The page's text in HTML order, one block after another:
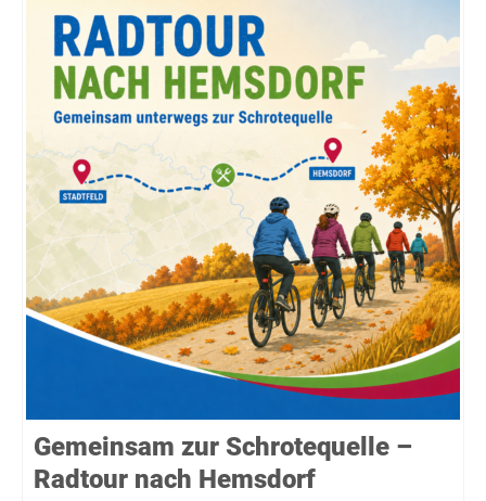
Gemeinsam zur Schrotequelle –
Radtour nach Hemsdorf